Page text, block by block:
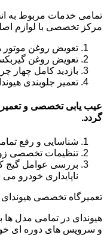
تمامی خدمات مربوط به
مرکز تخصصی با لوازم
تعویض روغن موتور
تعویض روغن
بازدید کامل چهار
تعمیر جلوبندی
عیب یابی تخصصی و تعمیر
گردد.
شناسایی و رفع
تنظیمات تخصصی
بررسی عوامل گیج
ناپایداری خودرو
تعمیرگاه تخصصی هیوندای
هیوندای در تمامی مدل ها
و سرویس های دوره ای